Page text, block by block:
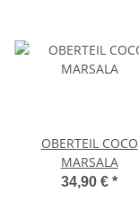
OBERTEIL COCO
MARSALA
34,90 € *